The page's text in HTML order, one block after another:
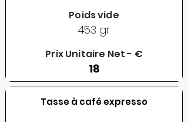
Poids vide
453 gr
Prix Unitaire Net - €
18
Tasse à café expresso